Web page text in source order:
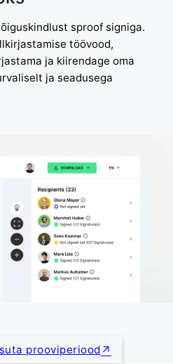
sproof signiga.
töövood,
ja kiirendage oma
ja seadusega
prooviperiood